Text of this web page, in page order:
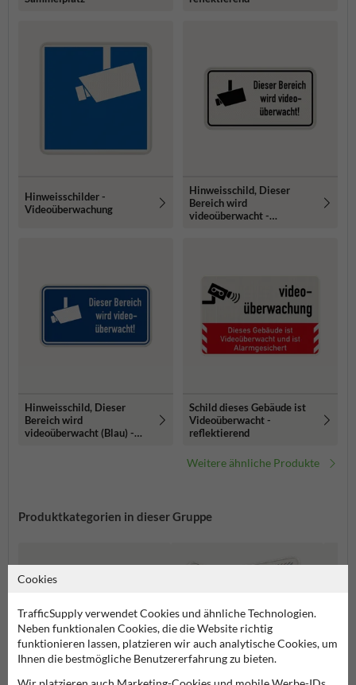
Hinweisschilder -
Videoüberwachung
Hinweisschild, Dieser
Bereich wird
videoüberwacht -
Hinweisschild, Dieser
Bereich wird
videoüberwacht (Blau) -
Schild dieses Gebäude ist
Videoüberwacht -
reflektierend
Weitere ähnliche Produkte
Produktkategorien in dieser Gruppe
Cookies
TrafficSupply verwendet Cookies und ähnliche Technologien.
Neben funktionalen Cookies, die die Website richtig
funktionieren lassen, platzieren wir auch analytische Cookies, um
Ihnen die bestmögliche Benutzererfahrung zu bieten.